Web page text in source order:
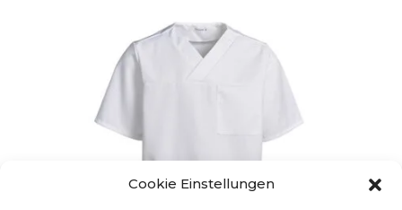
Cookie Einstellungen